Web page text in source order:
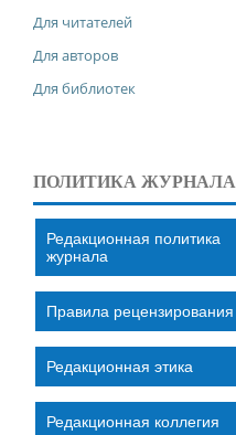
Для читателей
Для авторов
Для библиотек
ПОЛИТИКА ЖУРНАЛА
Редакционная политика
журнала
Правила рецензирования
Редакционная этика
Редакционная коллегия